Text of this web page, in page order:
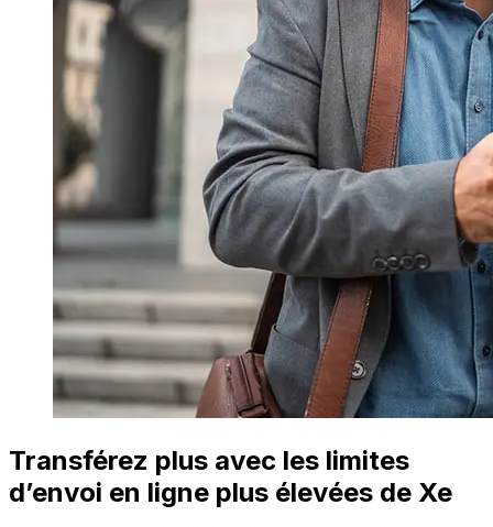
Transférez plus avec les limites
d’envoi en ligne plus élevées de Xe